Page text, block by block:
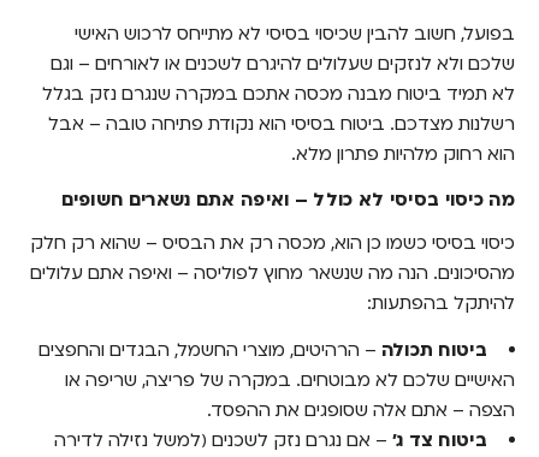
איך לבחור ביטוח שמתאים באמת לדירה שכורה
לסיכום: ביטוח דירה בסיסי זה לא תמיד מספיק
בפועל, חשוב להבין שכיסוי בסיסי לא מתייחס לרכוש האישי
שלכם ולא לנזקים שעלולים להיגרם לשכנים או לאורחים – וגם
לא תמיד ביטוח מבנה מכסה אתכם במקרה שנגרם נזק בגלל
רשלנות מצדכם. ביטוח בסיסי הוא נקודת פתיחה טובה – אבל
הוא רחוק מלהיות פתרון מלא.
מה כיסוי בסיסי לא כולל – ואיפה אתם נשארים חשופים
כיסוי בסיסי כשמו כן הוא, מכסה רק את הבסיס – שהוא רק חלק
מהסיכונים. הנה מה שנשאר מחוץ לפוליסה – ואיפה אתם עלולים
להיתקל בהפתעות:
ביטוח תכולה – הרהיטים, מוצרי החשמל, הבגדים והחפצים
האישיים שלכם לא מבוטחים. במקרה של פריצה, שריפה או
הצפה – אתם אלה שסופגים את ההפסד.
ביטוח צד ג’ – אם נגרם נזק לשכנים (למשל נזילה לדירה